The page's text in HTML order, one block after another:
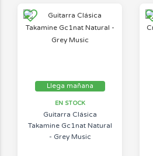
Llega mañana
EN STOCK
Guitarra Clásica
Takamine Gc1nat Natural
- Grey Music